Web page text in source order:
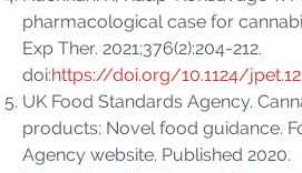
pharmacological case for
Exp Ther. 2021;376(2):204-212.
doi:https://doi.org/10.1124/
UK Food Standards Agency.
products: Novel food guidance.
Agency website. Published 2020.